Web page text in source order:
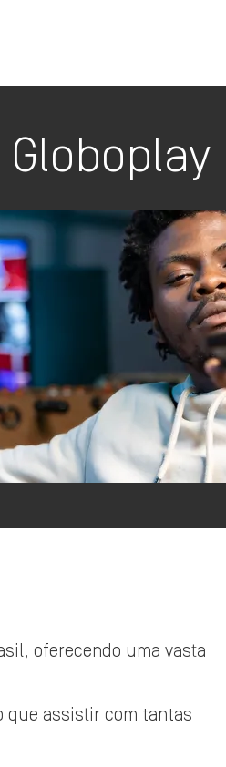
oferecendo uma vasta
que assistir com tantas